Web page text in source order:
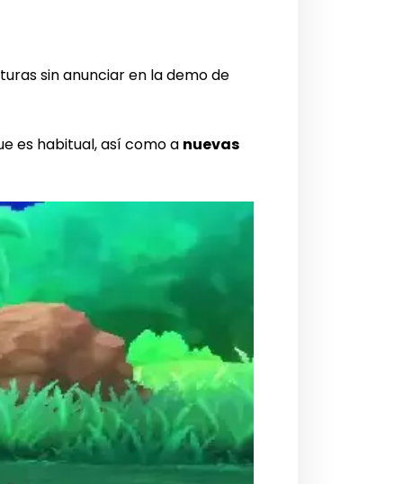
sin anunciar en la demo de
es habitual, así como a nuevas